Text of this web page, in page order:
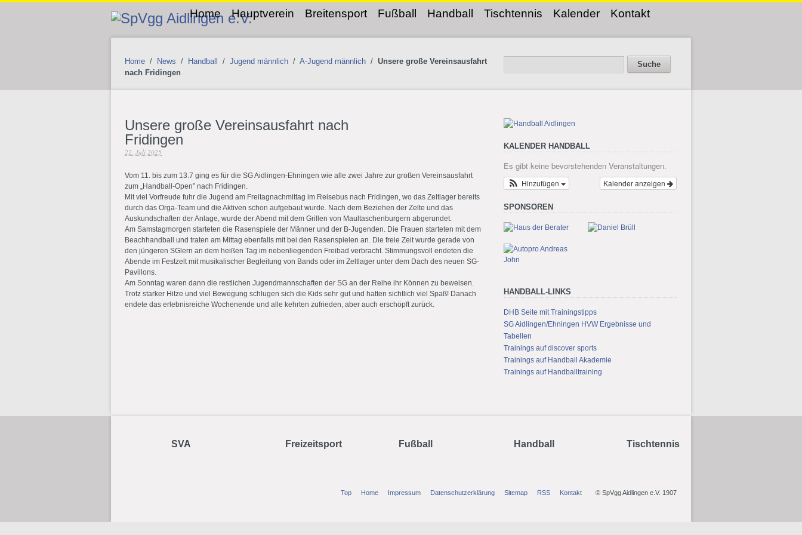
Home Hauptverein Breitensport Fußball Handball Tischtennis Kalender Kontakt
Home / News / Handball / Jugend männlich / A-Jugend männlich / Unsere große Vereinsausfahrt
nach Fridingen
Unsere große Vereinsausfahrt nach
Fridingen
22. Juli 2025
Vom 11. bis zum 13.7 ging es für die SG Aidlingen-Ehningen wie alle zwei Jahre zur großen Vereinsausfahrt
zum „Handball-Open” nach Fridingen.
Mit viel Vorfreude fuhr die Jugend am Freitagnachmittag im Reisebus nach Fridingen, wo das Zeltlager bereits
durch das Orga-Team und die Aktiven schon aufgebaut wurde. Nach dem Beziehen der Zelte und das
Auskundschaften der Anlage, wurde der Abend mit dem Grillen von Maultaschenburgern abgerundet.
Am Samstagmorgen starteten die Rasenspiele der Männer und der B-Jugenden. Die Frauen starteten mit dem
Beachhandball und traten am Mittag ebenfalls mit bei den Rasenspielen an. Die freie Zeit wurde gerade von
den jüngeren SGlern an dem heißen Tag im nebenliegenden Freibad verbracht. Stimmungsvoll endeten die
Abende im Festzelt mit musikalischer Begleitung von Bands oder im Zeltlager unter dem Dach des neuen SG-
Pavillons.
Am Sonntag waren dann die restlichen Jugendmannschaften der SG an der Reihe ihr Können zu beweisen.
Trotz starker Hitze und viel Bewegung schlugen sich die Kids sehr gut und hatten sichtlich viel Spaß! Danach
endete das erlebnisreiche Wochenende und alle kehrten zufrieden, aber auch erschöpft zurück.
KALENDER HANDBALL
Es gibt keine bevorstehenden Veranstaltungen.
Kalender anzeigen
Hinzufügen
SPONSOREN
HANDBALL-LINKS
DHB Seite mit Trainingstipps
SG Aidlingen/Ehningen HVW Ergebnisse und
Tabellen
Trainings auf discover sports
Trainings auf Handball Akademie
Trainings auf Handballtraining
SVA Freizeitsport Fußball Handball Tischtennis
Top Home Impressum Datenschutzerklärung Sitemap RSS Kontakt © SpVgg Aidlingen e.V. 1907